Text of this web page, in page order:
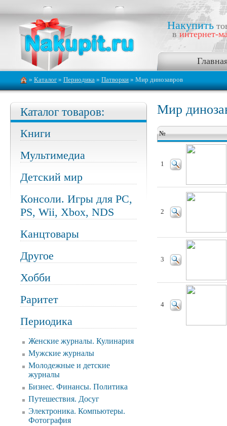
Накупить
в интернет-
» Каталог » Периодика » Патворки » Мир динозавров
Каталог товаров:
Книги
Мультимедиа
Детский мир
Консоли. Игры для PC,
PS, Wii, Xbox, NDS
Канцтовары
Другое
Хобби
Раритет
Периодика
Женские журналы. Кулинария
Мужские журналы
Молодежные и детские
журналы
Бизнес. Финансы. Политика
Путешествия. Досуг
Электроника. Компьютеры.
Фотография
Мир
№
1
2
3
4